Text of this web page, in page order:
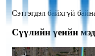
Сэтгэгдэл байхгүй
Сүүлийн үеийн